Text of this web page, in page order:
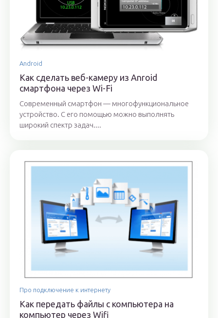
Android
Как сделать веб-камеру из Anroid
смартфона через Wi-Fi
Современный смартфон — многофункциональное
устройство. С его помощью можно выполнять
широкий спектр задач....
Про подключение к интернету
Как передать файлы с компьютера на
компьютер через Wifi